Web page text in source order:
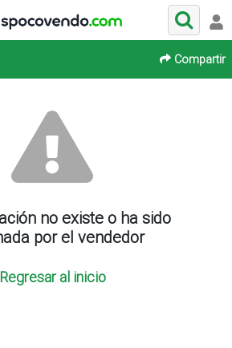
Compartir
no existe o ha sido
por el vendedor
Regresar al inicio